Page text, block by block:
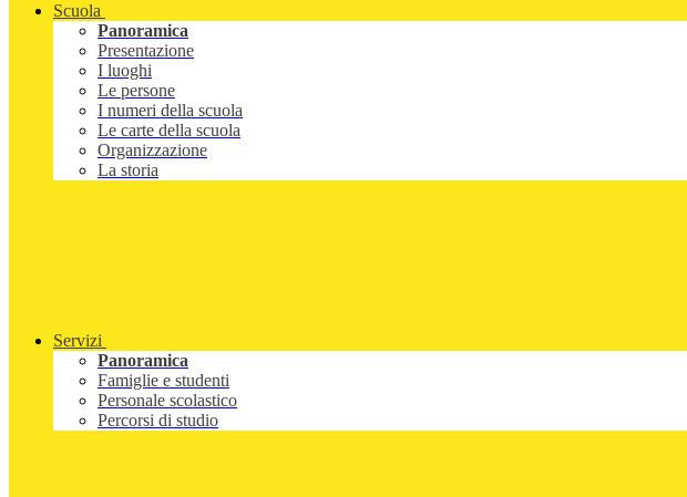
Scuola
Panoramica
Presentazione
I luoghi
Le persone
I numeri della scuola
Le carte della scuola
Organizzazione
La storia
Servizi
Panoramica
Famiglie e studenti
Personale scolastico
Percorsi di studio